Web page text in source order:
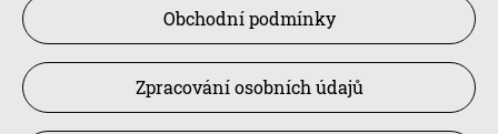
Obchodní podmínky
Zpracování osobních údajů